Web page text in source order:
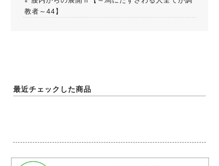
教者～44】
最近チェックした商品